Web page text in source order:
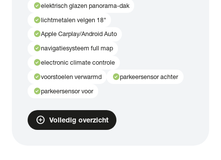
check_circleelektrisch glazen panorama-dak
check_circlelichtmetalen velgen 18"
check_circleApple Carplay/Android Auto
check_circlenavigatiesysteem full map
check_circleelectronic climate controle
check_circlevoorstoelen verwarmd check_circleparkeersensor achter
check_circleparkeersensor voor
add_circle Volledig overzicht